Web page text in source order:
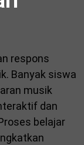
respons
Banyak siswa
musik
dan
belajar